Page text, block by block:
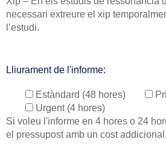
necessari extreure el xip
l’estudi.
Lliurament de l'informe:
Estàndard (48 hores)
Urgent (4 hores)
Si voleu l'informe en 4 hores o 24
el pressupost amb un cost addicional.